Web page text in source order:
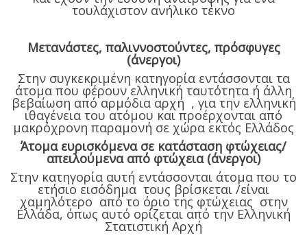
τουλάχιστον ανήλικο τέκνο
Μετανάστες, παλιννοστούντες, πρόσφυγες
(άνεργοι)
Στην συγκεκριμένη κατηγορία εντάσσονται τα
άτομα που φέρουν ελληνική ταυτότητα ή άλλη
βεβαίωση από αρμόδια αρχή , για την ελληνική
ιθαγένεια του ατόμου και προέρχονται από
μακρόχρονη παραμονή σε χώρα εκτός Ελλάδος
Άτομα ευρισκόμενα σε κατάσταση φτώχειας/
απειλούμενα από φτώχεια (άνεργοι)
Στην κατηγορία αυτή εντάσσονται άτομα που το
ετήσιο εισόδημα τους βρίσκεται /είναι
χαμηλότερο από το όριο της φτώχειας στην
Ελλάδα, όπως αυτό ορίζεται από την Ελληνική
Στατιστική Αρχή